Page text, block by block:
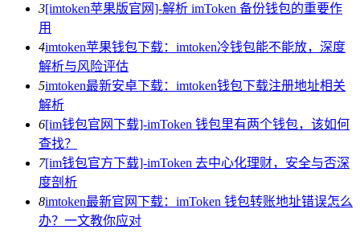
3[imtoken苹果版官网]-解析 imToken 备份钱包的重要作
用
4imtoken苹果钱包下载：imtoken冷钱包能不能放，深度
解析与风险评估
5imtoken最新安卓下载：imtoken钱包下载注册地址相关
解析
6[im钱包官网下载]-imToken 钱包里有两个钱包，该如何
查找？
7[im钱包官方下载]-imToken 去中心化理财，安全与否深
度剖析
8imtoken最新官网下载：imToken 钱包转账地址错误怎么
办？一文教你应对